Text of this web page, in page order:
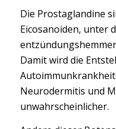
Die Prostaglandine
Eicosanoiden, unter
Damit wird die
Neurodermitis und
unwahrscheinlicher.